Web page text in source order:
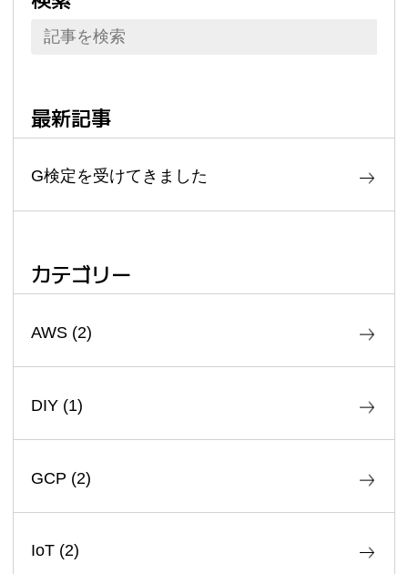
最新記事
G検定を受けてきました
カテゴリー
AWS(2)
DIY(1)
GCP (2)
IoT(2)